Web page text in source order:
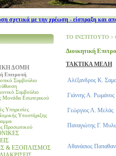
σχετικά με την χρέωση - είσπραξη και
ΔΟΜΗ
Επιτροπή
Συμβούλιο
Συμβούλιο
Μονάδα Εσωτερικού
Υπηρεσίες
Υποστήριξης
Προσωπικού
& ΕΞΟΠΛΙΣΜΟΣ
ΤΟ ΙΝΣΤΙΤΟΥΤΟ >
Διοικητική
ΤΑΚΤΙΚΑ ΜΕΛΗ
Αλέξανδρος Κ.
Γιάννης Α. Ρωμάνος
Γεώργιος Λ. Μελάς
Παναγιώτης Γ.
Αθανάσιος